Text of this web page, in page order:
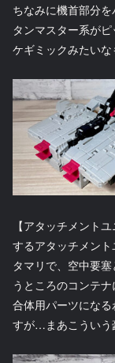
ちなみに機首部分
タンマスター系が
ケギミックみたいな
【アタッチメント
するアタッチメン
タマリで、空中要
うところのコンテ
合体用パーツにな
すが…まあこういう